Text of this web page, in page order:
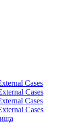
Cases
Cases
Cases
Cases